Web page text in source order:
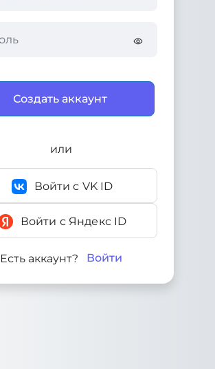
или
Войти с VK ID
Войти с Яндекс ID
Есть аккаунт? Войти